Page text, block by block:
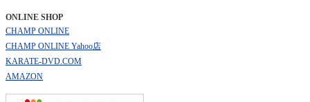
ONLINE SHOP
CHAMP ONLINE
CHAMP ONLINE Yahoo店
KARATE-DVD.COM
AMAZON